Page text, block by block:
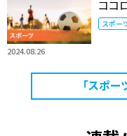
2024.08.26
ココ
スポー
「スポ